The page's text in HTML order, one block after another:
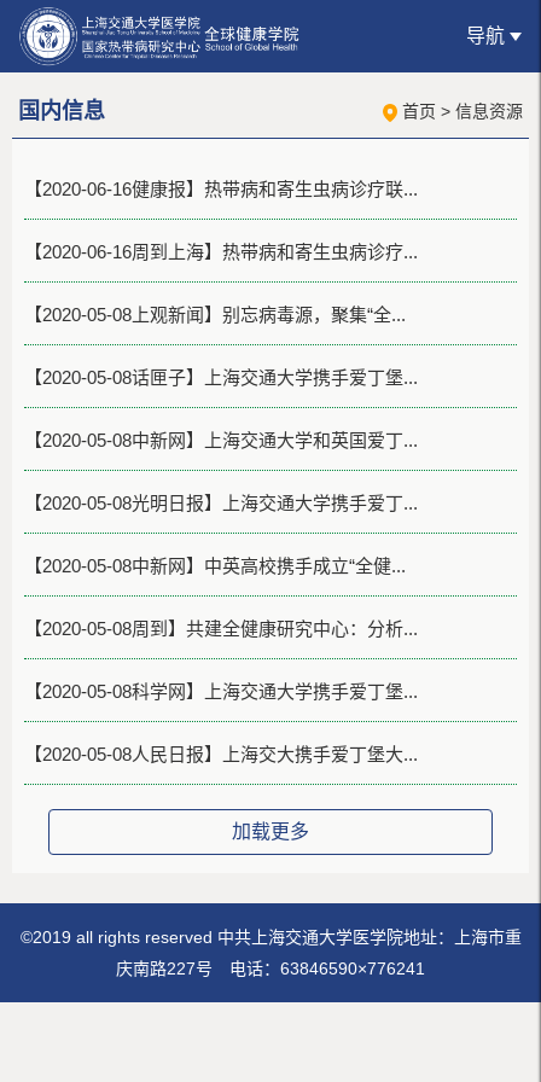
导航
国内信息 首页 > 信息资源
【2020-06-16健康报】热带病和寄生虫病诊疗联...
【2020-06-16周到上海】热带病和寄生虫病诊疗...
【2020-05-08上观新闻】别忘病毒源，聚集“全...
【2020-05-08话匣子】上海交通大学携手爱丁堡...
【2020-05-08中新网】上海交通大学和英国爱丁...
【2020-05-08光明日报】上海交通大学携手爱丁...
【2020-05-08中新网】中英高校携手成立“全健...
【2020-05-08周到】共建全健康研究中心：分析...
【2020-05-08科学网】上海交通大学携手爱丁堡...
【2020-05-08人民日报】上海交大携手爱丁堡大...
加载更多
©2019 all rights reserved 中共上海交通大学医学院地址：上海市重
庆南路227号 电话：63846590×776241